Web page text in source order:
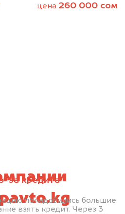
цена 260 000 сом
за кредита
понадобились большие
взять кредит. Через 3